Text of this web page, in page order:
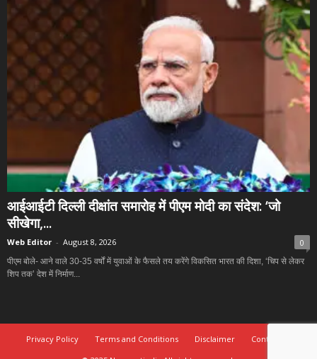
आईआईटी दिल्ली दीक्षांत समारोह में पीएम मोदी का संदेश: ‘जो
सीखेगा,...
Web Editor - August 8, 2026 0
पीएम बोले- आने वाले 30-35 वर्षों में युवाओं के फैसले तय करेंगे विकसित भारत की दिशा, ‘चिप से लेकर
शिप तक’ देश में निर्माण...
Privacy Policy Terms and Conditions Disclaimer
Contact Us